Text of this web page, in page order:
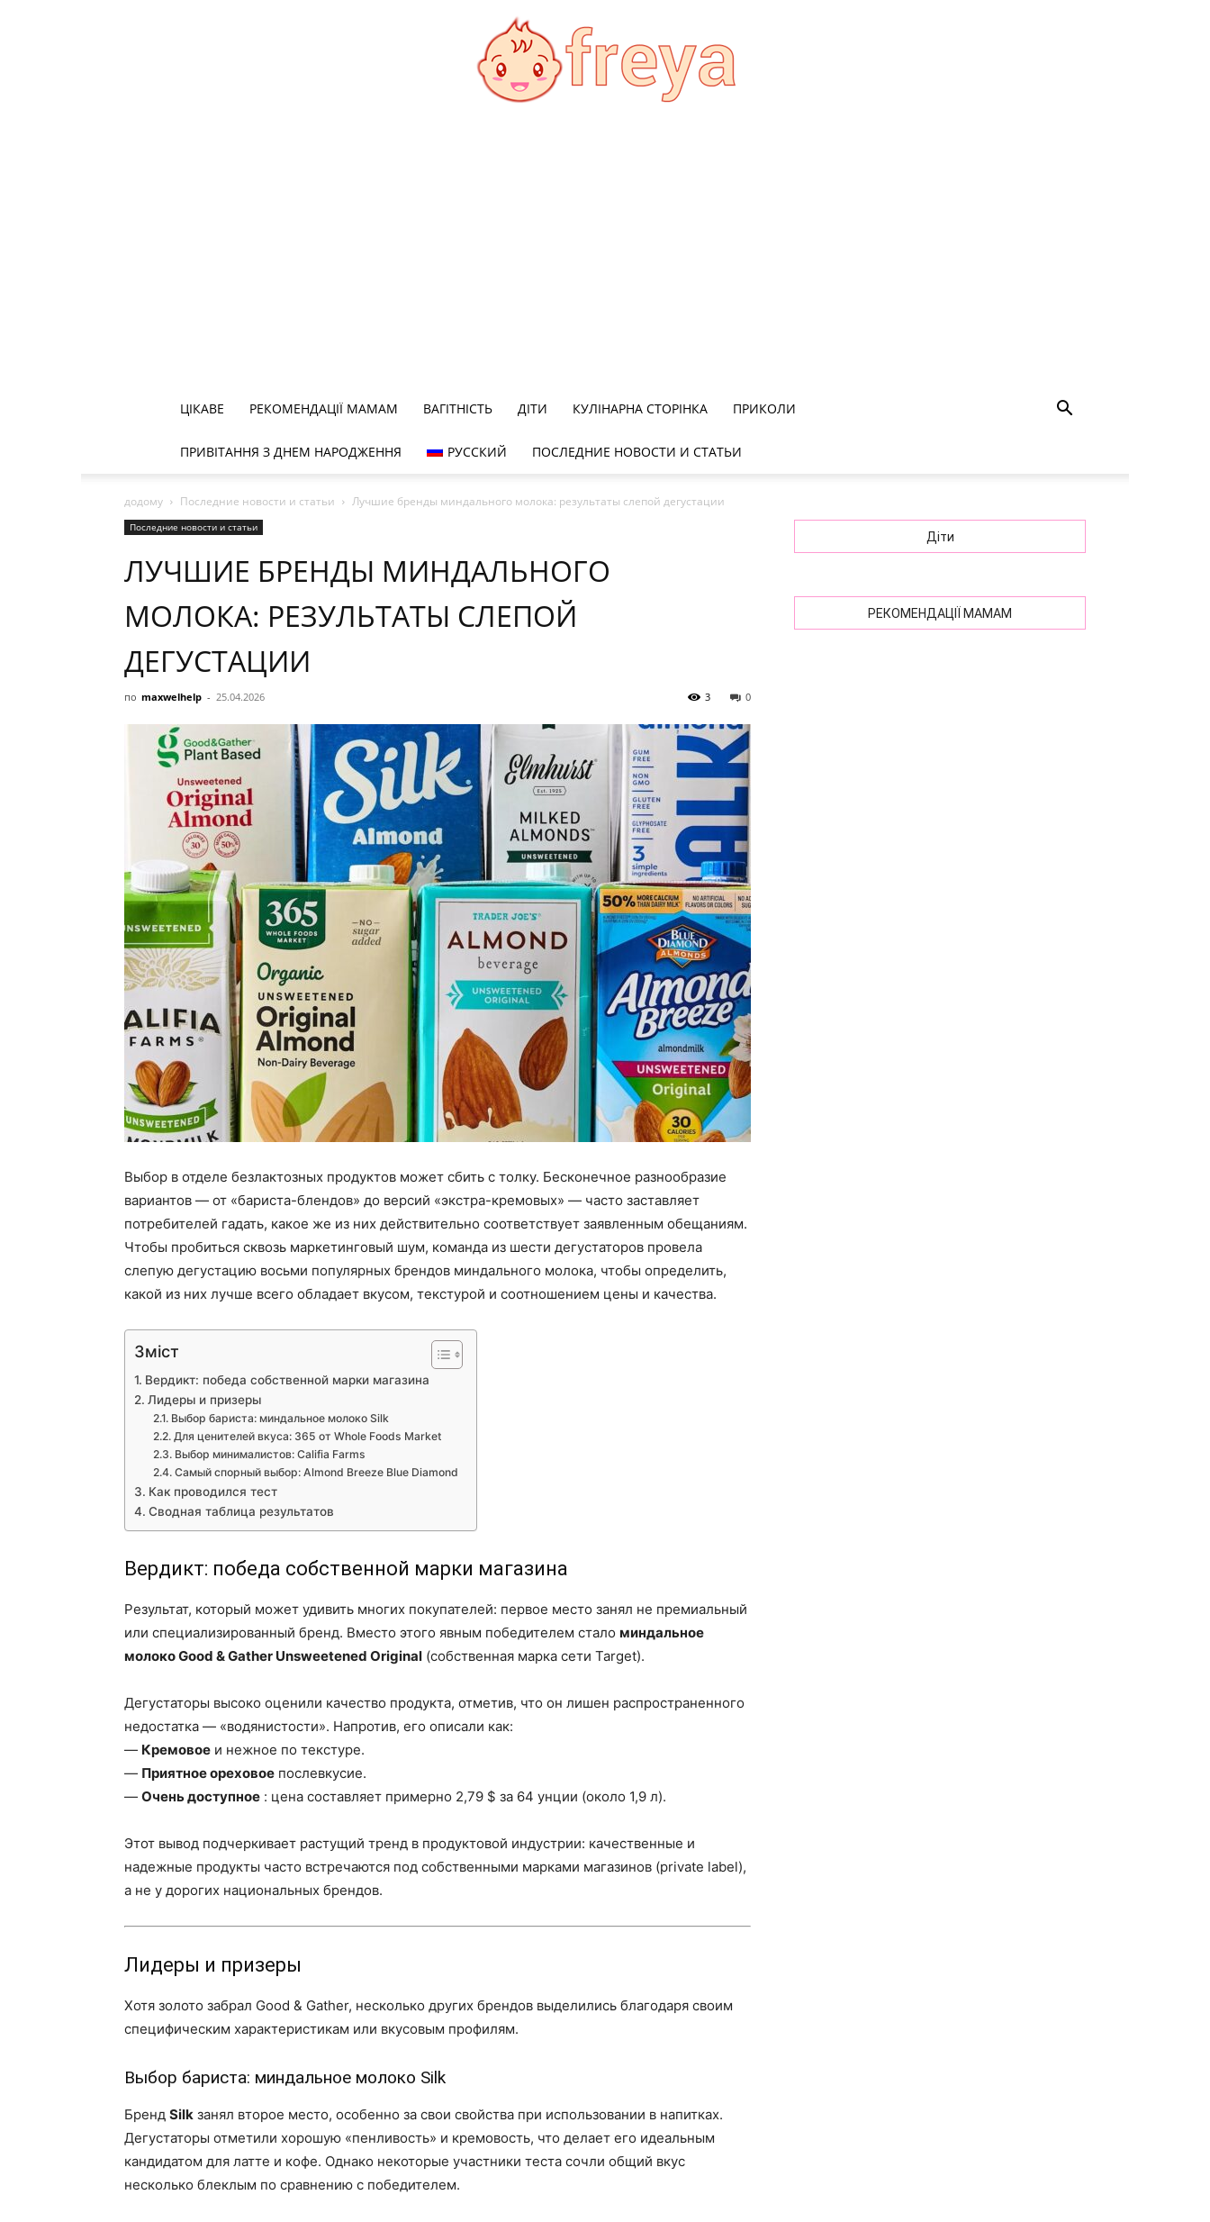
ЦІКАВЕ РЕКОМЕНДАЦІЇ МАМАМ ВАГІТНІСТЬ ДІТИ КУЛІНАРНА СТОРІНКА ПРИКОЛИ
ПРИВІТАННЯ З ДНЕМ НАРОДЖЕННЯ РУССКИЙ ПОСЛЕДНИЕ НОВОСТИ И СТАТЬИ
додому Последние новости и статьи Лучшие бренды миндального молока: результаты слепой дегустации
Последние новости и статьи
ЛУЧШИЕ БРЕНДЫ МИНДАЛЬНОГО
МОЛОКА: РЕЗУЛЬТАТЫ СЛЕПОЙ
ДЕГУСТАЦИИ
по maxwelhelp - 25.04.2026 0
3
Выбор в отделе безлактозных продуктов может сбить с толку. Бесконечное разнообразие
вариантов — от «бариста-блендов» до версий «экстра-кремовых» — часто заставляет
потребителей гадать, какое же из них действительно соответствует заявленным обещаниям.
Чтобы пробиться сквозь маркетинговый шум, команда из шести дегустаторов провела
слепую дегустацию восьми популярных брендов миндального молока, чтобы определить,
какой из них лучше всего обладает вкусом, текстурой и соотношением цены и качества.
Зміст
Вердикт: победа собственной марки магазина
Лидеры и призеры
Выбор бариста: миндальное молоко Silk
Для ценителей вкуса: 365 от Whole Foods Market
Выбор минималистов: Califia Farms
Самый спорный выбор: Almond Breeze Blue Diamond
Как проводился тест
Сводная таблица результатов
Вердикт: победа собственной марки магазина
Результат, который может удивить многих покупателей: первое место занял не премиальный
или специализированный бренд. Вместо этого явным победителем стало миндальное
молоко Good & Gather Unsweetened Original (собственная марка сети Target).
Дегустаторы высоко оценили качество продукта, отметив, что он лишен распространенного
недостатка — «водянистости». Напротив, его описали как:
— Кремовое и нежное по текстуре.
— Приятное ореховое послевкусие.
— Очень доступное : цена составляет примерно 2,79 $ за 64 унции (около 1,9 л).
Этот вывод подчеркивает растущий тренд в продуктовой индустрии: качественные и
надежные продукты часто встречаются под собственными марками магазинов (private label),
а не у дорогих национальных брендов.
Лидеры и призеры
Хотя золото забрал Good & Gather, несколько других брендов выделились благодаря своим
специфическим характеристикам или вкусовым профилям.
Выбор бариста: миндальное молоко Silk
Бренд Silk занял второе место, особенно за свои свойства при использовании в напитках.
Дегустаторы отметили хорошую «пенливость» и кремовость, что делает его идеальным
кандидатом для латте и кофе. Однако некоторые участники теста сочли общий вкус
несколько блеклым по сравнению с победителем.
Діти
РЕКОМЕНДАЦІЇ МАМАМ